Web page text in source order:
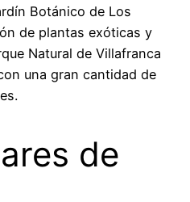
Botánico de Los
de plantas exóticas y
Natural de Villafranca
una gran cantidad de
de